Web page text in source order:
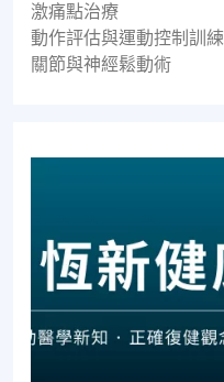
激痛點治療
動作評估與運動控制訓練
關節與神經鬆動術